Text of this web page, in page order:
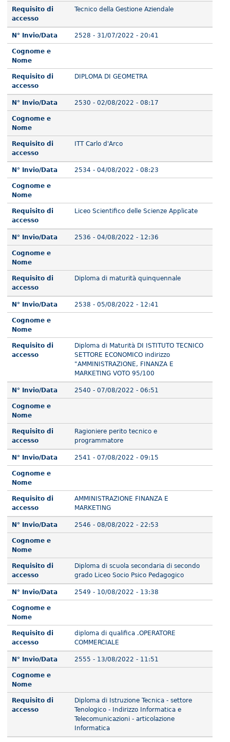
Requisito di
accesso
Tecnico della Gestione Aziendale
N° Invio/Data 2528 - 31/07/2022 - 20:41
Cognome e
Nome
Requisito di
accesso
DIPLOMA DI GEOMETRA
N° Invio/Data 2530 - 02/08/2022 - 08:17
Cognome e
Nome
Requisito di
accesso
ITT Carlo d'Arco
N° Invio/Data 2534 - 04/08/2022 - 08:23
Cognome e
Nome
Requisito di
accesso
Liceo Scientifico delle Scienze Applicate
N° Invio/Data 2536 - 04/08/2022 - 12:36
Cognome e
Nome
Requisito di
accesso
Diploma di maturità quinquennale
N° Invio/Data 2538 - 05/08/2022 - 12:41
Cognome e
Nome
Requisito di
accesso
Diploma di Maturità DI ISTITUTO TECNICO
SETTORE ECONOMICO indirizzo
"AMMINISTRAZIONE, FINANZA E
MARKETING VOTO 95/100
N° Invio/Data 2540 - 07/08/2022 - 06:51
Cognome e
Nome
Requisito di
accesso
Ragioniere perito tecnico e
programmatore
N° Invio/Data 2541 - 07/08/2022 - 09:15
Cognome e
Nome
Requisito di
accesso
AMMINISTRAZIONE FINANZA E
MARKETING
N° Invio/Data 2546 - 08/08/2022 - 22:53
Cognome e
Nome
Requisito di
accesso
Diploma di scuola secondaria di secondo
grado Liceo Socio Psico Pedagogico
N° Invio/Data 2549 - 10/08/2022 - 13:38
Cognome e
Nome
Requisito di
accesso
diploma di qualifica .OPERATORE
COMMERCIALE
N° Invio/Data 2555 - 13/08/2022 - 11:51
Cognome e
Nome
Requisito di
accesso
Diploma di Istruzione Tecnica - settore
Tenologico - Indirizzo Informatica e
Telecomunicazioni - articolazione
Informatica